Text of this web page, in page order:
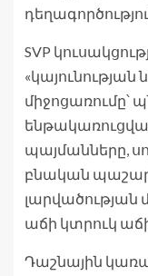
SVP
միջոցառումը՝
պայմանները,
բնական
լարվածության
աճի կտրուկ
Դաշնային